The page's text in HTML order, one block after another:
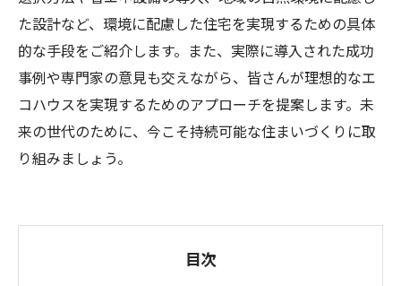
た設計など、環境に配慮した住宅を実現するための具体
的な手段をご紹介します。また、実際に導入された成功
事例や専門家の意見も交えながら、皆さんが理想的なエ
コハウスを実現するためのアプローチを提案します。未
来の世代のために、今こそ持続可能な住まいづくりに取
り組みましょう。
目次